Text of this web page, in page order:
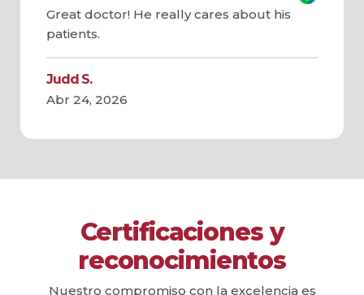
Great doctor! He really cares about his
patients.
Judd S.
Abr 24, 2026
Certificaciones y
reconocimientos
Nuestro compromiso con la excelencia es